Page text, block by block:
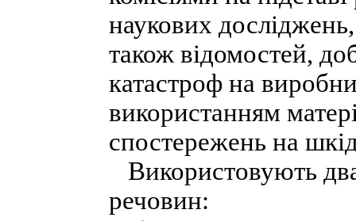
наукових
також відомостей,
катастроф на
використанням
спостережень на
Використовують
речовин: